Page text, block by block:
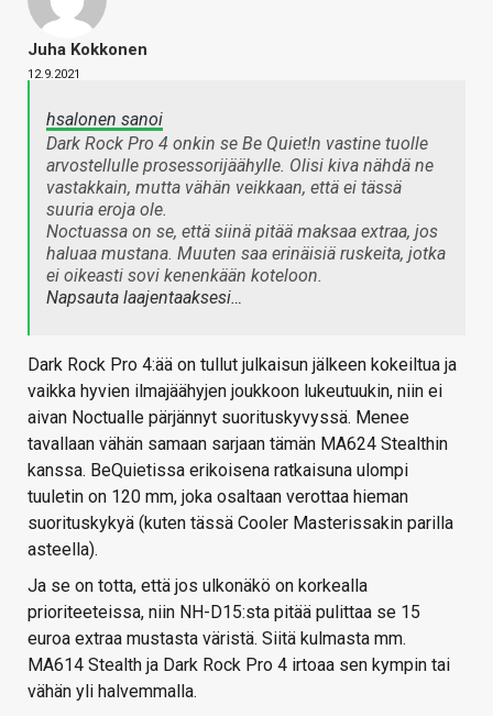
Juha Kokkonen
12.9.2021
hsalonen sanoi
Dark Rock Pro 4 onkin se Be Quiet!n vastine tuolle
arvostellulle prosessorijäähylle. Olisi kiva nähdä ne
vastakkain, mutta vähän veikkaan, että ei tässä
suuria eroja ole.
Noctuassa on se, että siinä pitää maksaa extraa, jos
haluaa mustana. Muuten saa erinäisiä ruskeita, jotka
ei oikeasti sovi kenenkään koteloon.
Napsauta laajentaaksesi…
Dark Rock Pro 4:ää on tullut julkaisun jälkeen kokeiltua ja
vaikka hyvien ilmajäähyjen joukkoon lukeutuukin, niin ei
aivan Noctualle pärjännyt suorituskyvyssä. Menee
tavallaan vähän samaan sarjaan tämän MA624 Stealthin
kanssa. BeQuietissa erikoisena ratkaisuna ulompi
tuuletin on 120 mm, joka osaltaan verottaa hieman
suorituskykyä (kuten tässä Cooler Masterissakin parilla
asteella).
Ja se on totta, että jos ulkonäkö on korkealla
prioriteeteissa, niin NH-D15:sta pitää pulittaa se 15
euroa extraa mustasta väristä. Siitä kulmasta mm.
MA614 Stealth ja Dark Rock Pro 4 irtoaa sen kympin tai
vähän yli halvemmalla.